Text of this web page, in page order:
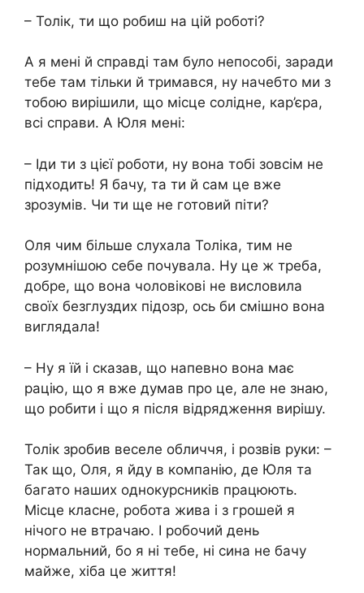
– Толік, ти що робиш на цій роботі?
А я мені й справді там було непособі, заради
тебе там тільки й тримався, ну начебто ми з
тобою вирішили, що місце солідне, кар’єра,
всі справи. А Юля мені:
– Іди ти з цієї роботи, ну вона тобі зовсім не
підходить! Я бачу, та ти й сам це вже
зрозумів. Чи ти ще не готовий піти?
Оля чим більше слухала Толіка, тим не
розумнішою себе почувала. Ну це ж треба,
добре, що вона чоловікові не висловила
своїх безглуздих підозр, ось би смішно вона
виглядала!
– Ну я їй і сказав, що напевно вона має
рацію, що я вже думав про це, але не знаю,
що робити і що я після відрядження вирішу.
Толік зробив веселе обличчя, і розвів руки: –
Так що, Оля, я йду в компанію, де Юля та
багато наших однокурсників працюють.
Місце класне, робота жива і з грошей я
нічого не втрачаю. І робочий день
нормальний, бо я ні тебе, ні сина не бачу
майже, хіба це життя!